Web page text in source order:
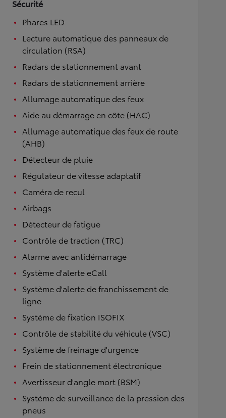
Sécurité
Phares LED
Lecture automatique des panneaux de
circulation (RSA)
Radars de stationnement avant
Radars de stationnement arrière
Allumage automatique des feux
Aide au démarrage en côte (HAC)
Allumage automatique des feux de route
(AHB)
Détecteur de pluie
Régulateur de vitesse adaptatif
Caméra de recul
Airbags
Détecteur de fatigue
Contrôle de traction (TRC)
Alarme avec antidémarrage
Système d'alerte eCall
Système d'alerte de franchissement de
ligne
Système de fixation ISOFIX
Contrôle de stabilité du véhicule (VSC)
Système de freinage d'urgence
Frein de stationnement électronique
Avertisseur d'angle mort (BSM)
Système de surveillance de la pression des
pneus